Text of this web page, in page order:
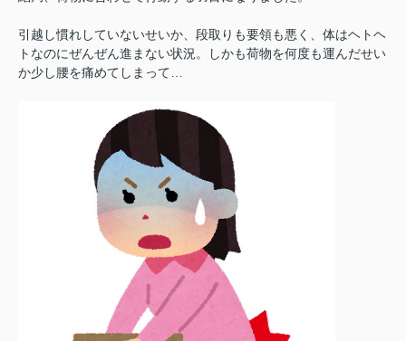
引越し慣れしていないせいか、段取りも要領も悪く、体はヘトヘ
トなのにぜんぜん進まない状況。しかも荷物を何度も運んだせい
か少し腰を痛めてしまって…